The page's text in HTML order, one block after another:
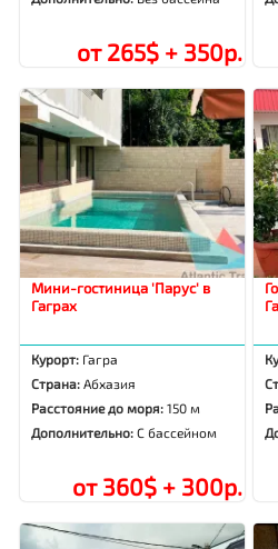
от 265$ + 350р.
Мини-гостиница 'Парус' в
Гаграх
Курорт: Гагра
Страна:Абхазия
Расстояние до моря:150 м
Дополнительно:С бассейном
от 360$ + 300р.